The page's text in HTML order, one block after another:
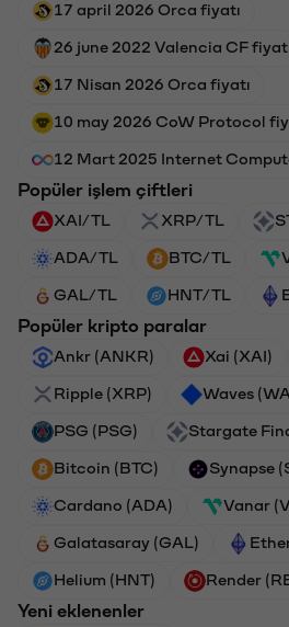
17 april 2026 Orca fiyatı
26 june 2022 Valencia CF
17 Nisan 2026 Orca fiyatı
10 may 2026 CoW Protocol
12 Mart 2025 Internet
Popüler işlem çiftleri
XAI/TL XRP/TL
ADA/TL BTC/TL
GAL/TL HNT/TL
Popüler kripto paralar
Ankr (ANKR) Xai (XAI)
Ripple (XRP) Waves
PSG (PSG) Stargate
Bitcoin (BTC) Synapse
Cardano (ADA) Vanar
Galatasaray (GAL)
Helium (HNT) Render
Yeni eklenenler